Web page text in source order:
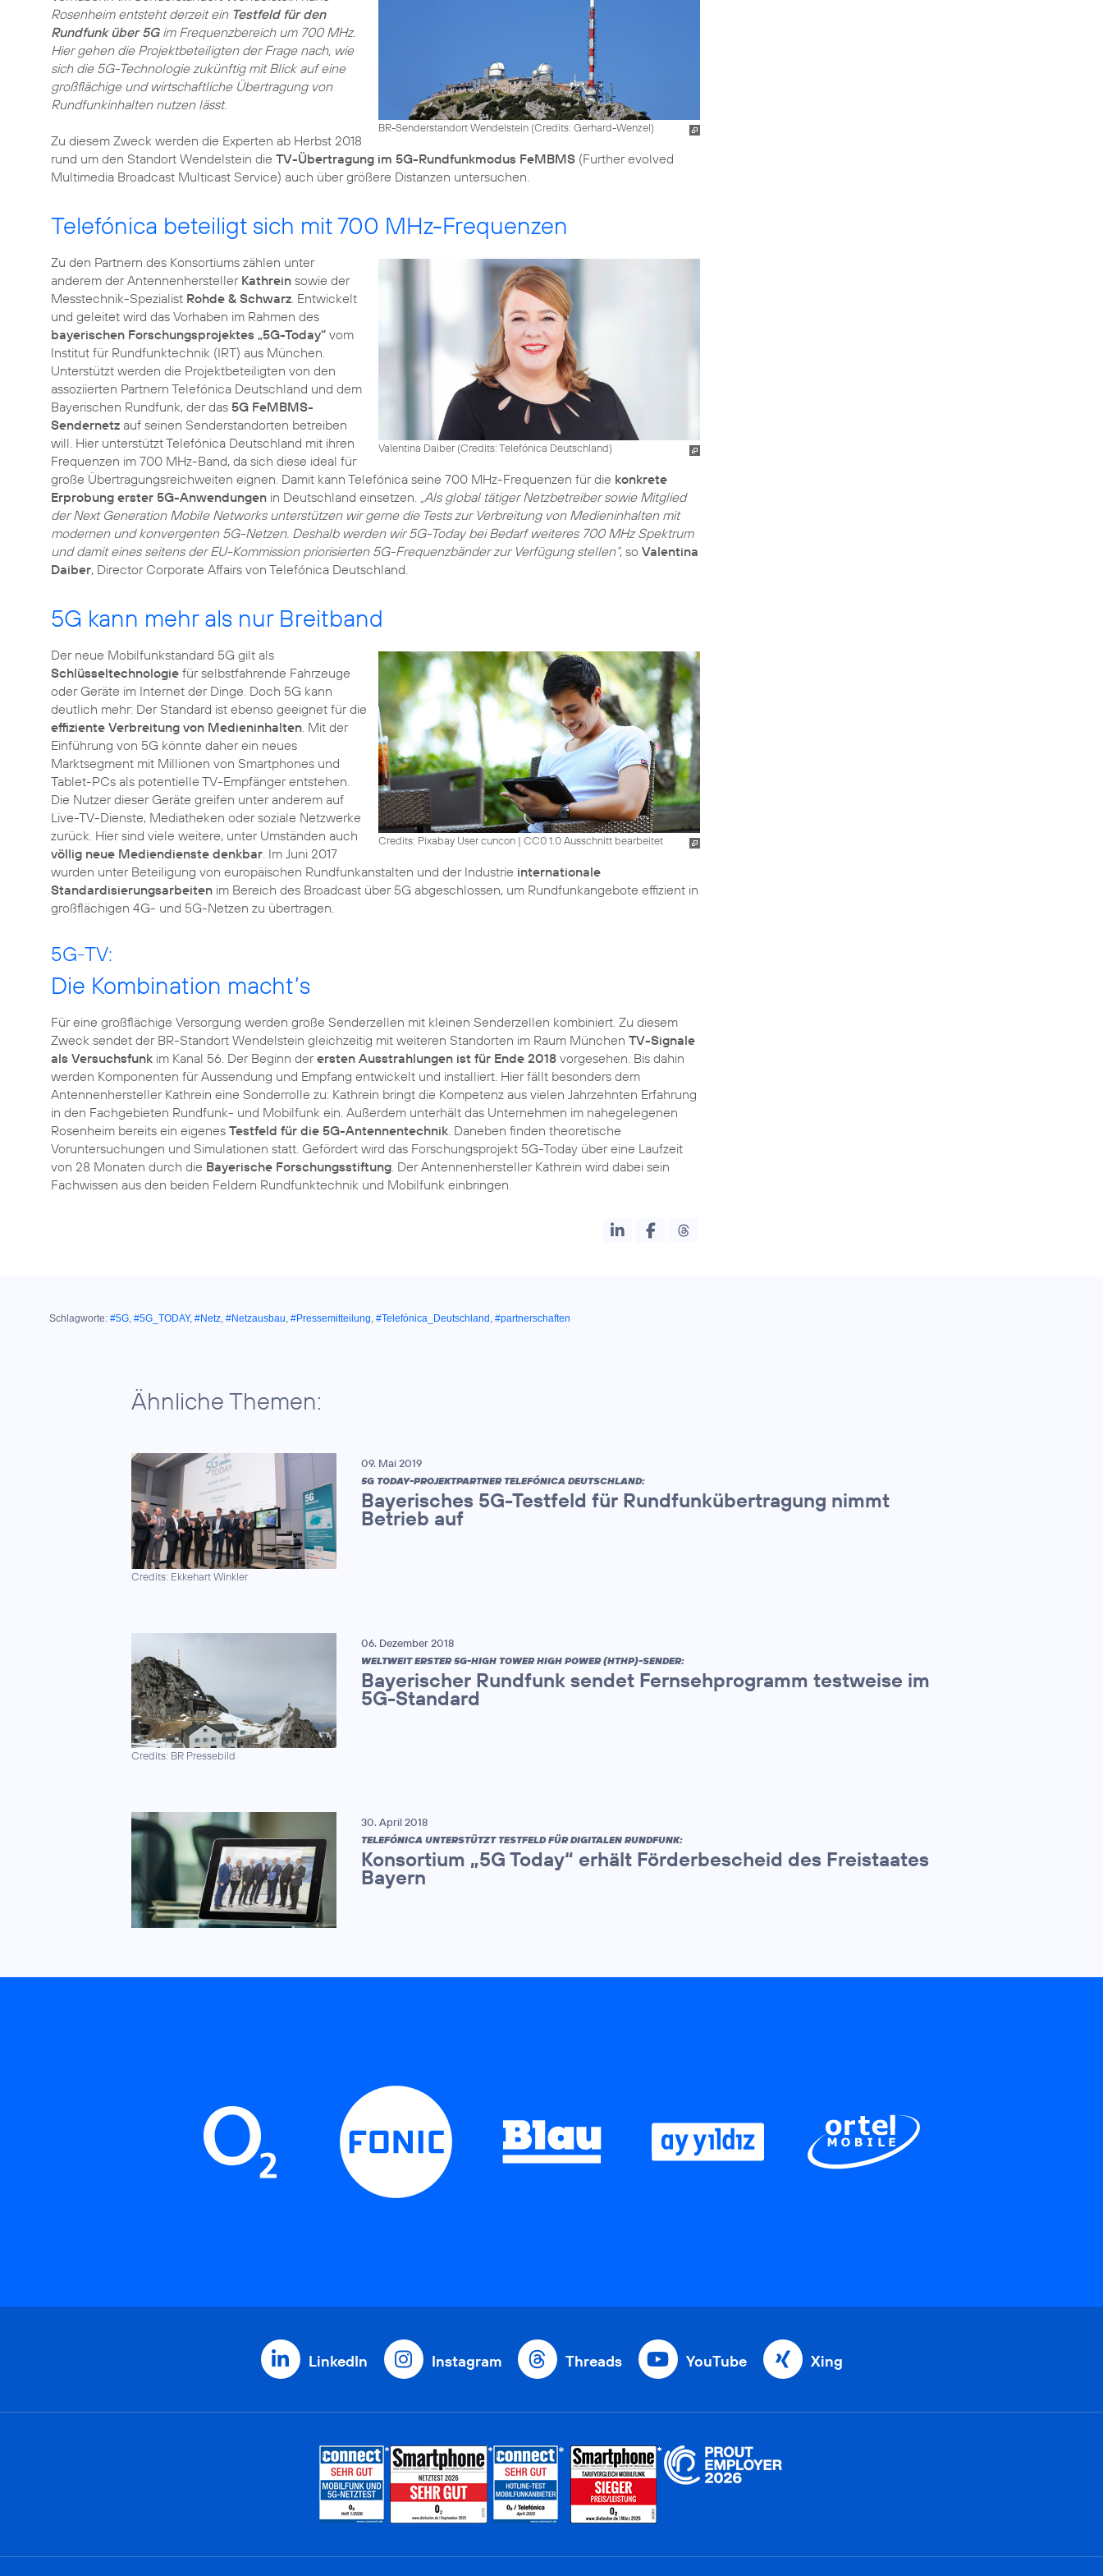
BR-Senderstandort Wendelstein (Credits: Gerhard-Wenzel)
Rosenheim entsteht derzeit ein Testfeld für den
Rundfunk über 5Gim Frequenzbereich um 700 MHz.
Hier gehen die Projektbeteiligten der Frage nach, wie
sich die 5G-Technologie zukünftig mit Blick auf eine
großflächige und wirtschaftliche Übertragung von
Rundfunkinhalten nutzen lässt.
Zu diesem Zweck werden die Experten ab Herbst 2018
rund um den Standort Wendelstein die TV-Übertragung im 5G-Rundfunkmodus FeMBMS (Further evolved
Multimedia Broadcast Multicast Service) auch über größere Distanzen untersuchen.
Telefónica beteiligt sich mit 700 MHz-Frequenzen
Valentina Daiber (Credits: Telefónica Deutschland)
Zu den Partnern des Konsortiums zählen unter
anderem der Antennenhersteller Kathrein sowie der
Messtechnik-Spezialist Rohde & Schwarz. Entwickelt
und geleitet wird das Vorhaben im Rahmen des
bayerischen Forschungsprojektes „5G-Today“ vom
Institut für Rundfunktechnik (IRT) aus München.
Unterstützt werden die Projektbeteiligten von den
assoziierten Partnern Telefónica Deutschland und dem
Bayerischen Rundfunk, der das 5G FeMBMS-
Sendernetz auf seinen Senderstandorten betreiben
will. Hier unterstützt Telefónica Deutschland mit ihren
Frequenzen im 700 MHz-Band, da sich diese ideal für
große Übertragungsreichweiten eignen. Damit kann Telefónica seine 700 MHz-Frequenzen für die konkrete
Erprobung erster 5G-Anwendungen in Deutschland einsetzen. „Als global tätiger Netzbetreiber sowie Mitglied
der Next Generation Mobile Networks unterstützen wir gerne die Tests zur Verbreitung von Medieninhalten mit
modernen und konvergenten 5G-Netzen. Deshalb werden wir 5G-Today bei Bedarf weiteres 700 MHz Spektrum
und damit eines seitens der EU-Kommission priorisierten 5G-Frequenzbänder zur Verfügung stellen“, so Valentina
Daiber, Director Corporate Affairs von Telefónica Deutschland.
5G kann mehr als nur Breitband
Credits: Pixabay User cuncon| CC0 1.0 Ausschnitt bearbeitet
Der neue Mobilfunkstandard 5G gilt als
Schlüsseltechnologie für selbstfahrende Fahrzeuge
oder Geräte im Internet der Dinge. Doch 5G kann
deutlich mehr: Der Standard ist ebenso geeignet für die
effiziente Verbreitung von Medieninhalten. Mit der
Einführung von 5G könnte daher ein neues
Marktsegment mit Millionen von Smartphones und
Tablet-PCs als potentielle TV-Empfänger entstehen.
Die Nutzer dieser Geräte greifen unter anderem auf
Live-TV-Dienste, Mediatheken oder soziale Netzwerke
zurück. Hier sind viele weitere, unter Umständen auch
völlig neue Mediendienste denkbar. Im Juni 2017
wurden unter Beteiligung von europäischen Rundfunkanstalten und der Industrie internationale
Standardisierungsarbeiten im Bereich des Broadcast über 5G abgeschlossen, um Rundfunkangebote effizient in
großflächigen 4G- und 5G-Netzen zu übertragen.
5G-TV:
Die Kombination macht’s
Für eine großflächige Versorgung werden große Senderzellen mit kleinen Senderzellen kombiniert. Zu diesem
Zweck sendet der BR-Standort Wendelstein gleichzeitig mit weiteren Standorten im Raum München TV-Signale
als Versuchsfunk im Kanal 56. Der Beginn derersten Ausstrahlungen ist für Ende 2018 vorgesehen. Bis dahin
werden Komponenten für Aussendung und Empfang entwickelt und installiert. Hier fällt besonders dem
Antennenhersteller Kathrein eine Sonderrolle zu: Kathrein bringt die Kompetenz aus vielen Jahrzehnten Erfahrung
in den Fachgebieten Rundfunk- und Mobilfunk ein. Außerdem unterhält das Unternehmen im nahegelegenen
Rosenheim bereits ein eigenes Testfeld für die 5G-Antennentechnik. Daneben finden theoretische
Voruntersuchungen und Simulationen statt. Gefördert wird das Forschungsprojekt 5G-Today über eine Laufzeit
von 28 Monaten durch die Bayerische Forschungsstiftung. Der Antennenhersteller Kathrein wird dabei sein
Fachwissen aus den beiden Feldern Rundfunktechnik und Mobilfunk einbringen.
Schlagworte: #5G, #5G_TODAY, #Netz, #Netzausbau, #Pressemitteilung, #Telefónica_Deutschland , #partnerschaften
Ähnliche Themen:
Credits: Ekkehart Winkler
09. Mai 2019
5G TODAY-PROJEKTPARTNER TELEFÓNICA DEUTSCHLAND:
Bayerisches 5G-Testfeld für Rundfunkübertragung nimmt
Betrieb auf
Credits: BR Pressebild
06. Dezember 2018
WELTWEIT ERSTER 5G-HIGH TOWER HIGH POWER (HTHP)-SENDER:
Bayerischer Rundfunk sendet Fernsehprogramm testweise im
5G-Standard
30. April 2018
TELEFÓNICA UNTERSTÜTZT TESTFELD FÜR DIGITALEN RUNDFUNK:
Konsortium „5G Today“ erhält Förderbescheid des Freistaates
Bayern
LinkedIn Instagram Threads YouTube Xing